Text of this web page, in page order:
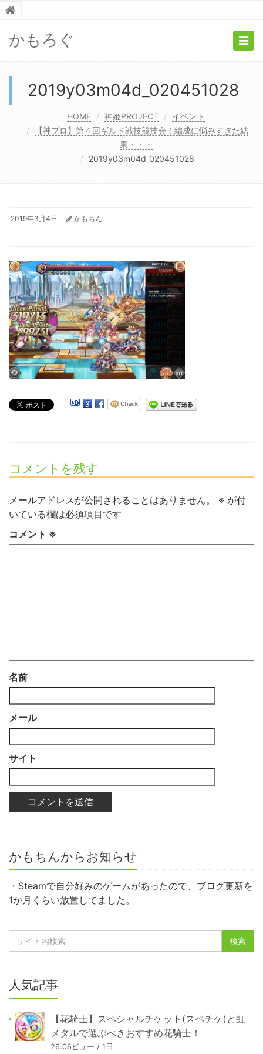
かもろぐ
2019y03m04d_020451028
HOME 神姫PROJECT
イベント
【神プロ】第４回ギルド戦技競技会！編成に悩みすぎた結
果・・・
2019y03m04d_020451028
2019年3月4日 かもちん
コメントを残す
メールアドレスが公開されることはありません。 ※ が付
いている欄は必須項目です
コメント ※
名前
メール
サイト
かもちんからお知らせ
・Steamで自分好みのゲームがあったので、ブログ更新を
1か月くらい放置してました。
人気記事
【花騎士】スペシャルチケット(スペチケ)と虹
メダルで選ぶべきおすすめ花騎士！
26.06ビュー / 1日